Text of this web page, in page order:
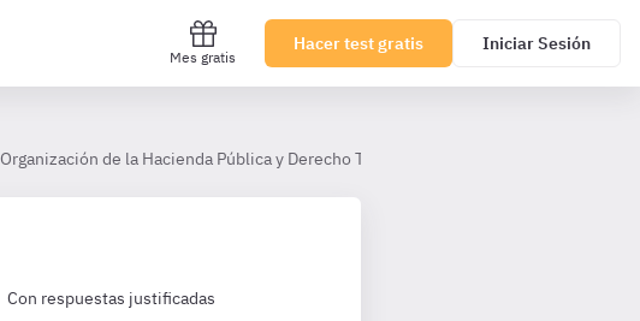
Mes gratis
Hacer test gratis Iniciar Sesión
Organización de la Hacienda Pública y Derecho Tributario AHP (PI)
Con respuestas justificadas